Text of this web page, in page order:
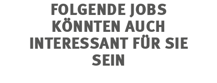
FOLGENDE JOBS
KÖNNTEN AUCH
INTERESSANT FÜR SIE
SEIN